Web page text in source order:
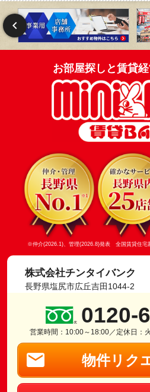
お部屋探しと賃貸
※仲介(2026.1)、管理(2026.8)発表 全国賃貸住宅
株式会社チンタイバンク
長野県塩尻市広丘吉田1044-2
0120-
営業時間：10:00～18:00／定休日：
物件リク